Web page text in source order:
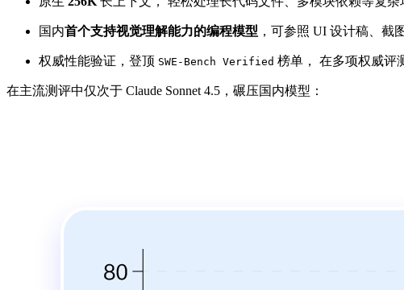
国内首个支持视觉理解能力的编程模型 ，可参照 UI 设计稿、截
权威性能验证，登顶 SWE-Bench Verified 榜单， 在多项权威评
在主流测评中仅次于 Claude Sonnet 4.5，碾压国内模型：